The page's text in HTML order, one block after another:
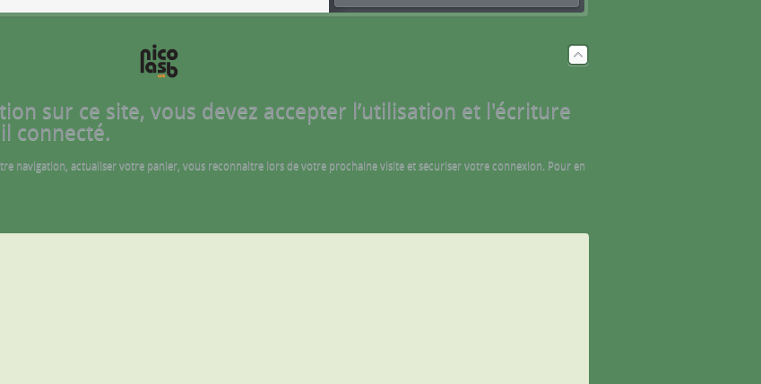
sur ce site, vous devez accepter l’utilisation et l'écriture
connecté.
navigation, actualiser votre panier, vous reconnaitre lors de votre prochaine visite et sécuriser votre connexion. Pour en